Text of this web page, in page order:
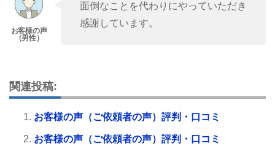
面倒なことを代わりにやっていただき
感謝しています。
関連投稿:
お客様の声（ご依頼者の声）評判・口コミ
お客様の声（ご依頼者の声）評判・口コミ